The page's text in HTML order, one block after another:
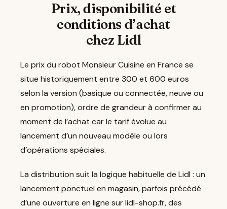
Prix, disponibilité et
conditions d’achat
chez Lidl
Le prix du robot Monsieur Cuisine en France se
situe historiquement entre 300 et 600 euros
selon la version (basique ou connectée, neuve ou
en promotion), ordre de grandeur à confirmer au
moment de l’achat car le tarif évolue au
lancement d’un nouveau modèle ou lors
d’opérations spéciales.
La distribution suit la logique habituelle de Lidl : un
lancement ponctuel en magasin, parfois précédé
d’une ouverture en ligne sur lidl-shop.fr, des